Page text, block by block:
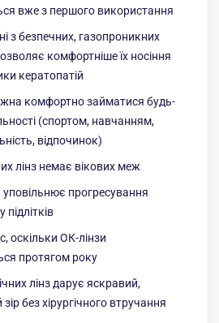
вже з першого використання
з безпечних, газопроникних
комфортніше їх носіння
кератопатій
комфортно займатися будь-
(спортом, навчанням,
відпочинок)
лінз немає вікових меж
уповільнює прогресування
підлітків
оскільки ОК-лінзи
протягом року
лінз дарує яскравий,
без хірургічного втручання